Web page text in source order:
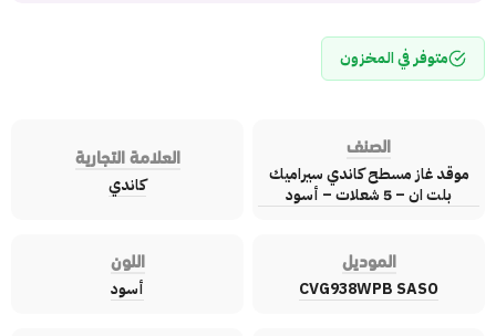
متوفر في المخزون
الصنف
موقد غاز مسطح كاندي سيراميك
بلت ان – 5 شعلات – أسود
العلامة التجارية
كاندي
الموديل
CVG938WPB SASO
اللون
أسود